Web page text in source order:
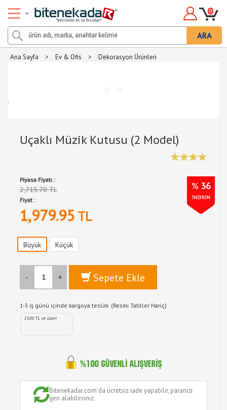
ARA
0
Ana Sayfa > Ev & Ofis > Dekorasyon Ürünleri
.
Uçaklı Müzik Kutusu (2 Model)
Piyasa Fiyatı :
2,715.70 TL % 36
İNDİRİM
Fiyat :
1,979.95 TL
Büyük Küçük
- + Sepete Ekle
1-3 iş günü içinde kargoya teslim. (Resmi Tatiller Hariç)
1500 TL ve üzeri
Bitenekadar.com'da ücretsiz iade yapabilir, paranızı
geri alabilirsiniz.